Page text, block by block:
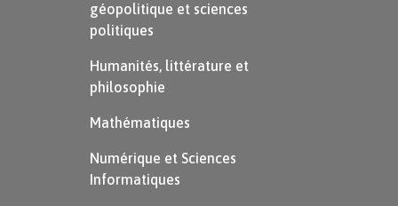
géopolitique et sciences
politiques
Humanités, littérature et
philosophie
Mathématiques
Numérique et Sciences
Informatiques